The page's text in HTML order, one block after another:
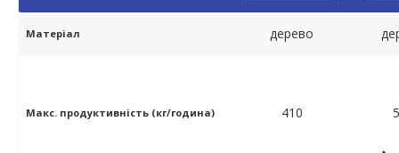
Матеріал дерево
Макс. продуктивність (кг/година) 410